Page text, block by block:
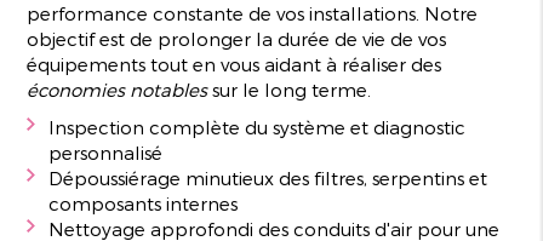
performance constante de vos installations. Notre
objectif est de prolonger la durée de vie de vos
équipements tout en vous aidant à réaliser des
économies notablessur le long terme.
Inspection complète du système et diagnostic
personnalisé
Dépoussiérage minutieux des filtres, serpentins et
composants internes
Nettoyage approfondi des conduits d'air pour une